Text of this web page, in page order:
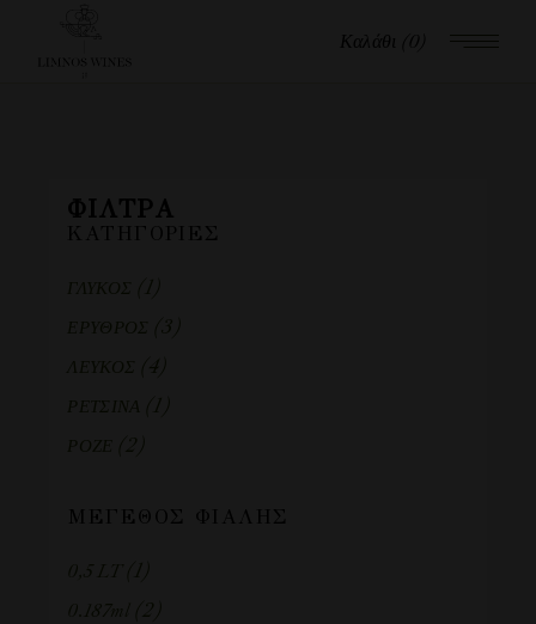
Καλάθι (0)
ΦΊΛΤΡΑ
ΚΑΤΗΓΟΡΊΕΣ
ΓΛΥΚΟΣ (1)
ΕΡΥΘΡΟΣ (3)
ΛΕΥΚΟΣ (4)
ΡΕΤΣΙΝΑ (1)
ΡΟΖΕ (2)
ΜΈΓΕΘΟΣ ΦΙΆΛΗΣ
0,5 LT (1)
0.187ml (2)